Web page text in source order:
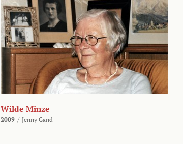
Wilde Minze
2009 / Jenny Gand